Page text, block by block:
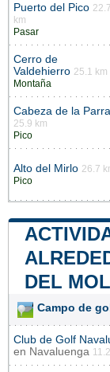
Puerto del Pico 22.7
km
Pasar
Cerro de
Valdehierro 25.1 km
Montaña
Cabeza de la Parra
25.9 km
Pico
Alto del Mirlo 26.7
Pico
DEL
Campo de
Club de Golf
en Navaluenga